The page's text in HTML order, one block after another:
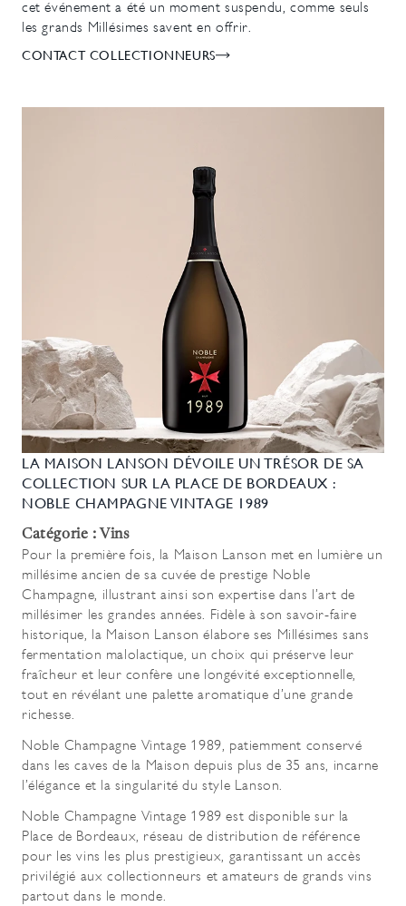
cet événement a été un moment suspendu, comme seuls
les grands Millésimes savent en offrir.
CONTACT COLLECTIONNEURS
LA MAISON LANSON DÉVOILE UN TRÉSOR DE SA
COLLECTION SUR LA PLACE DE BORDEAUX :
NOBLE CHAMPAGNE VINTAGE 1989
Catégorie : Vins
Pour la première fois, la Maison Lanson met en lumière un
millésime ancien de sa cuvée de prestige Noble
Champagne, illustrant ainsi son expertise dans l’art de
millésimer les grandes années. Fidèle à son savoir-faire
historique, la Maison Lanson élabore ses Millésimes sans
fermentation malolactique, un choix qui préserve leur
fraîcheur et leur confère une longévité exceptionnelle,
tout en révélant une palette aromatique d’une grande
richesse.
Noble Champagne Vintage 1989, patiemment conservé
dans les caves de la Maison depuis plus de 35 ans, incarne
l’élégance et la singularité du style Lanson.
Noble Champagne Vintage 1989 est disponible sur la
Place de Bordeaux, réseau de distribution de référence
pour les vins les plus prestigieux, garantissant un accès
privilégié aux collectionneurs et amateurs de grands vins
partout dans le monde.